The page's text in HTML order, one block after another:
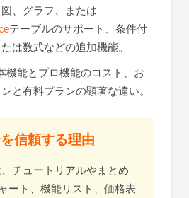
、グラフ、または
テーブルのサポート、条件付
は数式などの追加機能。
機能とプロ機能のコスト、お
と有料プランの顕著な違い。
信頼する理由
チュートリアルやまとめ
ート、機能リスト、価格表